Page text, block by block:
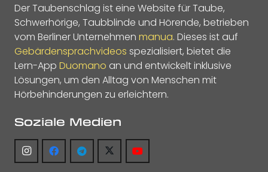
Der Taubenschlag ist eine Website für Taube,
Schwerhörige, Taubblinde und Hörende, betrieben
vom Berliner Unternehmen manua. Dieses ist auf
Gebärdensprachvideos spezialisiert, bietet die
Lern-App Duomano an und entwickelt inklusive
Lösungen, um den Alltag von Menschen mit
Hörbehinderungen zu erleichtern.
Soziale Medien